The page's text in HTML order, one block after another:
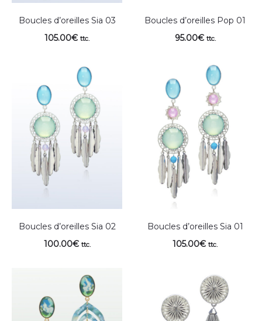
Boucles d’oreilles Sia 03
105.00€ ttc.
Boucles d’oreilles Pop 01
95.00€ ttc.
Boucles d’oreilles Sia 02
100.00€ ttc.
Boucles d’oreilles Sia 01
105.00€ ttc.